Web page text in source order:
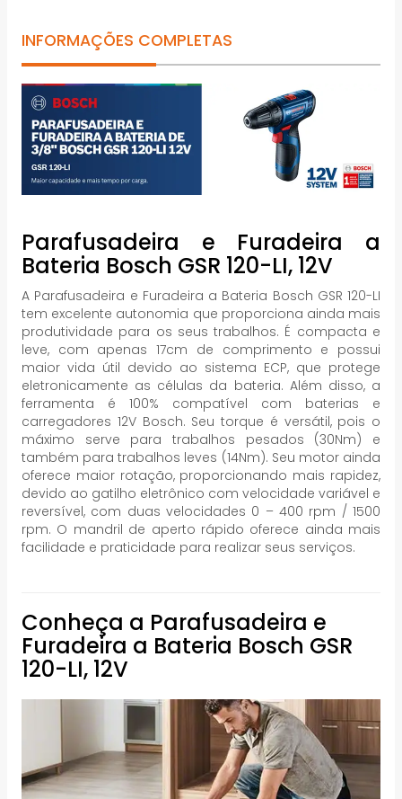
INFORMAÇÕES COMPLETAS
Parafusadeira e Furadeira a
Bateria Bosch GSR 120-LI, 12V
A Parafusadeira e Furadeira a Bateria Bosch GSR 120-LI
tem excelente autonomia que proporciona ainda mais
produtividade para os seus trabalhos. É compacta e
leve, com apenas 17cm de comprimento e possui
maior vida útil devido ao sistema ECP, que protege
eletronicamente as células da bateria. Além disso, a
ferramenta é 100% compatível com baterias e
carregadores 12V Bosch. Seu torque é versátil, pois o
máximo serve para trabalhos pesados (30Nm) e
também para trabalhos leves (14Nm). Seu motor ainda
oferece maior rotação, proporcionando mais rapidez,
devido ao gatilho eletrônico com velocidade variável e
reversível, com duas velocidades 0 – 400 rpm / 1500
rpm. O mandril de aperto rápido oferece ainda mais
facilidade e praticidade para realizar seus serviços.
Conheça a Parafusadeira e
Furadeira a Bateria Bosch GSR
120-LI, 12V